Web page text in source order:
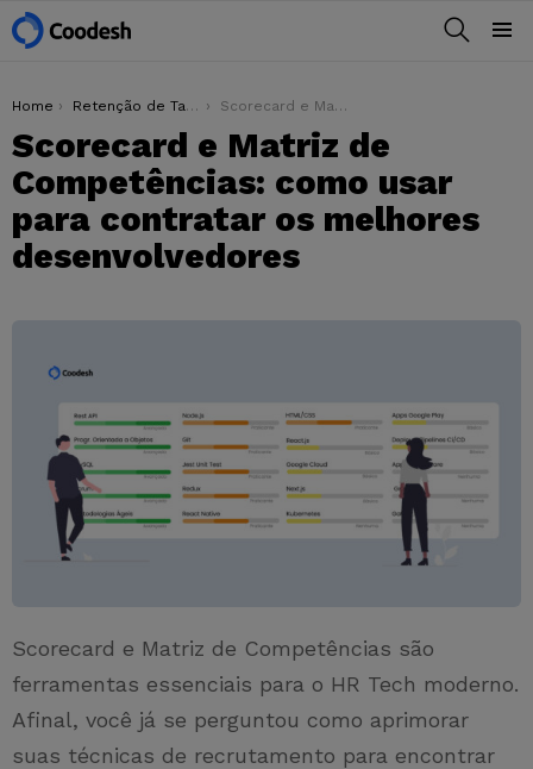
You are here:
Home Retenção de Talentos Scorecard e Matriz de Competências: como usar para contratar os melhores desenvolvedores
Scorecard e Matriz de
Competências: como usar
para contratar os melhores
desenvolvedores
Scorecard e Matriz de Competências são
ferramentas essenciais para o HR Tech moderno.
Afinal, você já se perguntou como aprimorar
suas técnicas de recrutamento para encontrar